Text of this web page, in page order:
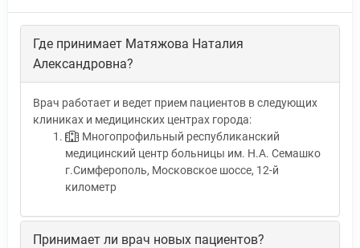
Где принимает Матяжова Наталия
Александровна?
Врач работает и ведет прием пациентов в следующих
клиниках и медицинских центрах города:
Многопрофильный республиканский
медицинский центр больницы им. Н.А. Семашко
г.Симферополь, Московское шоссе, 12-й
километр
Принимает ли врач новых пациентов?